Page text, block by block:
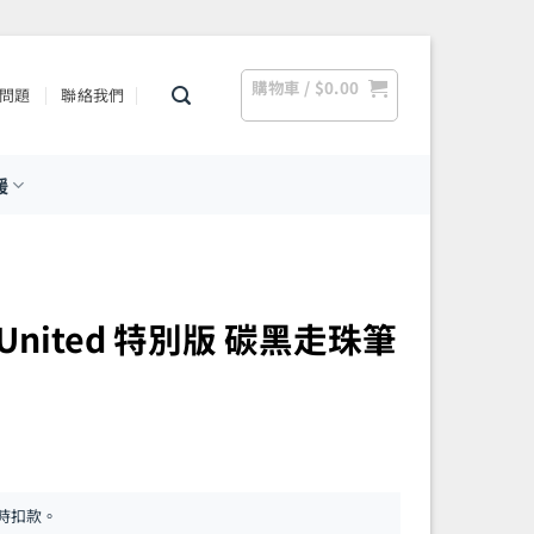
題 聯絡我們 購物車 / $0.00
特別版 碳黑走珠筆
扣款。